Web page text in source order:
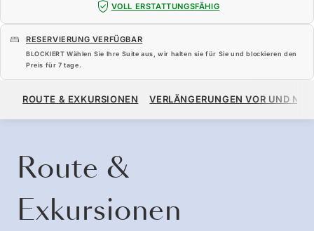
VOLL ERSTATTUNGSFÄHIG
RESERVIERUNG VERFÜGBAR
BLOCKIERT Wählen Sie Ihre Suite aus, wir halten sie für Sie und blockieren den
Preis für 7 tage.
14.040 $
ROUTE & EXKURSIONEN VERLÄNGERUNGEN VOR UND
Route &
Exkursionen